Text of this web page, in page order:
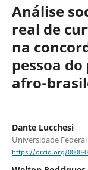
Análise
real de
na
pessoa
afro-
Dante Lucchesi
Universidade
https://orcid.org/0000-